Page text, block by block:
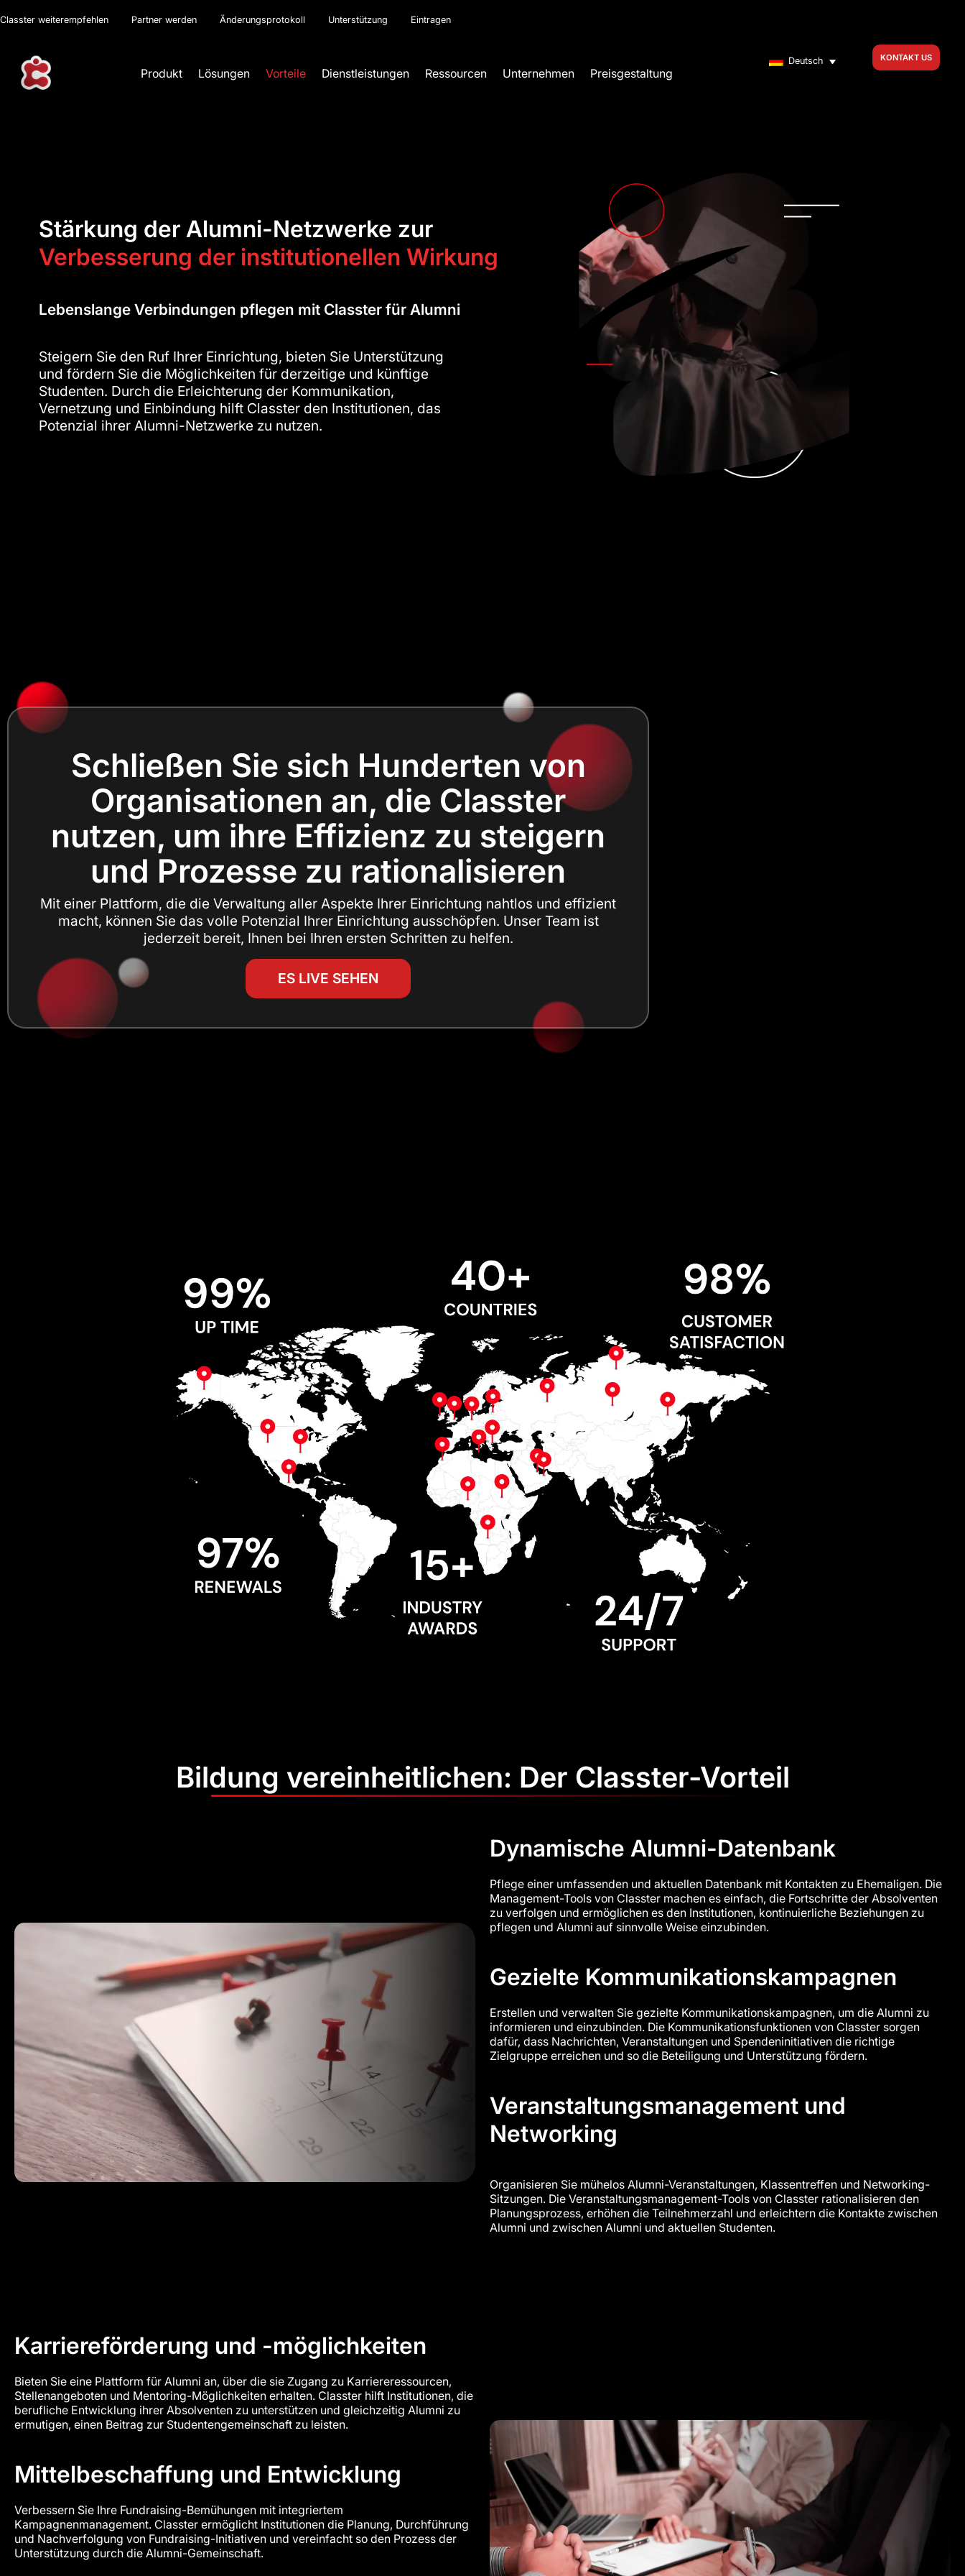
Classter weiterempfehlen Partner werden Änderungsprotokoll Unterstützung Eintragen
Produkt Lösungen Vorteile Dienstleistungen Ressourcen Unternehmen Preisgestaltung
Deutsch KONTAKT US
Stärkung der Alumni-Netzwerke zur
Verbesserung der institutionellen Wirkung
Lebenslange Verbindungen pflegen mit Classter für Alumni
Steigern Sie den Ruf Ihrer Einrichtung, bieten Sie Unterstützung
und fördern Sie die Möglichkeiten für derzeitige und künftige
Studenten. Durch die Erleichterung der Kommunikation,
Vernetzung und Einbindung hilft Classter den Institutionen, das
Potenzial ihrer Alumni-Netzwerke zu nutzen.
Schließen Sie sich Hunderten von
Organisationen an, die Classter
nutzen, um ihre Effizienz zu steigern
und Prozesse zu rationalisieren
Mit einer Plattform, die die Verwaltung aller Aspekte Ihrer Einrichtung nahtlos und effizient
macht, können Sie das volle Potenzial Ihrer Einrichtung ausschöpfen. Unser Team ist
jederzeit bereit, Ihnen bei Ihren ersten Schritten zu helfen.
ES LIVE SEHEN
Bildung vereinheitlichen: Der Classter-Vorteil
Dynamische Alumni-Datenbank
Pflege einer umfassenden und aktuellen Datenbank mit Kontakten zu Ehemaligen. Die
Management-Tools von Classter machen es einfach, die Fortschritte der Absolventen
zu verfolgen und ermöglichen es den Institutionen, kontinuierliche Beziehungen zu
pflegen und Alumni auf sinnvolle Weise einzubinden.
Gezielte Kommunikationskampagnen
Erstellen und verwalten Sie gezielte Kommunikationskampagnen, um die Alumni zu
informieren und einzubinden. Die Kommunikationsfunktionen von Classter sorgen
dafür, dass Nachrichten, Veranstaltungen und Spendeninitiativen die richtige
Zielgruppe erreichen und so die Beteiligung und Unterstützung fördern.
Veranstaltungsmanagement und
Networking
Organisieren Sie mühelos Alumni-Veranstaltungen, Klassentreffen und Networking-
Sitzungen. Die Veranstaltungsmanagement-Tools von Classter rationalisieren den
Planungsprozess, erhöhen die Teilnehmerzahl und erleichtern die Kontakte zwischen
Alumni und zwischen Alumni und aktuellen Studenten.
Karriereförderung und -möglichkeiten
Bieten Sie eine Plattform für Alumni an, über die sie Zugang zu Karriereressourcen,
Stellenangeboten und Mentoring-Möglichkeiten erhalten. Classter hilft Institutionen, die
berufliche Entwicklung ihrer Absolventen zu unterstützen und gleichzeitig Alumni zu
ermutigen, einen Beitrag zur Studentengemeinschaft zu leisten.
Mittelbeschaffung und Entwicklung
Verbessern Sie Ihre Fundraising-Bemühungen mit integriertem
Kampagnenmanagement. Classter ermöglicht Institutionen die Planung, Durchführung
und Nachverfolgung von Fundraising-Initiativen und vereinfacht so den Prozess der
Unterstützung durch die Alumni-Gemeinschaft.